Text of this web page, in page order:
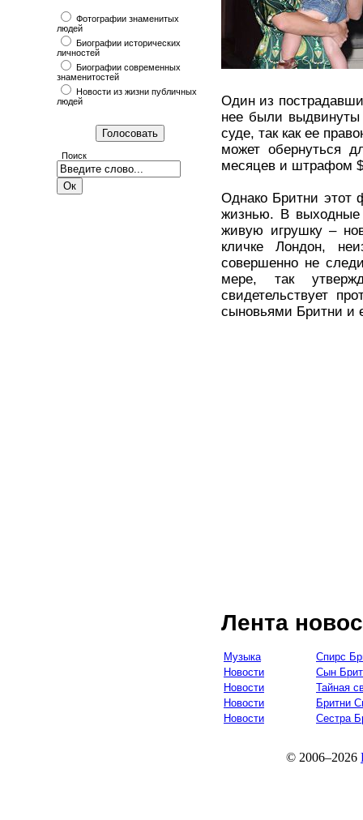
Фотографии знаменитых
людей
Биографии исторических
личностей
Биографии современных
знаменитостей
Новости из жизни публичных
людей
Поиск
Один из
нее были выдвинуты
суде, так как ее
может обернуться
месяцев и штрафом
Однако Бритни этот
жизнью. В выходные
живую игрушку –
кличке Лондон,
совершенно не
мере, так
свидетельствует
сыновьями Бритни и
Лента
Музыка
Спирс
Новости
Сын
Новости
Тайная
Новости
Бритни
Новости
Сестра
© 2006–2026